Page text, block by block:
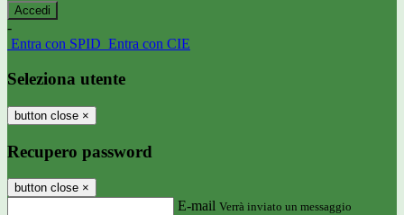
-
Entra con SPID Entra con CIE
Seleziona utente
button close ×
Recupero password
button close ×
E-mail Verrà inviato un messaggio